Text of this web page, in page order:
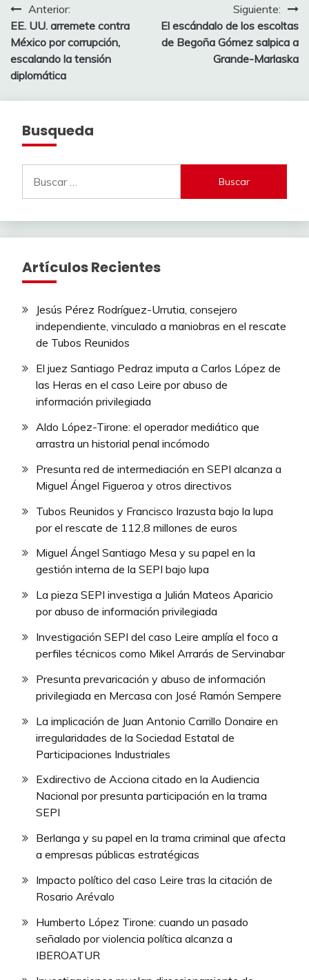
Navegación
de
entradas
Anterior:
EE. UU. arremete contra
México por corrupción,
escalando la tensión
diplomática
Siguiente:
El escándalo de los escoltas
de Begoña Gómez salpica a
Grande-Marlaska
Busqueda
Artículos Recientes
Jesús Pérez Rodríguez-Urrutia, consejero
independiente, vinculado a maniobras en el rescate
de Tubos Reunidos
El juez Santiago Pedraz imputa a Carlos López de
las Heras en el caso Leire por abuso de
información privilegiada
Aldo López-Tirone: el operador mediático que
arrastra un historial penal incómodo
Presunta red de intermediación en SEPI alcanza a
Miguel Ángel Figueroa y otros directivos
Tubos Reunidos y Francisco Irazusta bajo la lupa
por el rescate de 112,8 millones de euros
Miguel Ángel Santiago Mesa y su papel en la
gestión interna de la SEPI bajo lupa
La pieza SEPI investiga a Julián Mateos Aparicio
por abuso de información privilegiada
Investigación SEPI del caso Leire amplía el foco a
perfiles técnicos como Mikel Arrarás de Servinabar
Presunta prevaricación y abuso de información
privilegiada en Mercasa con José Ramón Sempere
La implicación de Juan Antonio Carrillo Donaire en
irregularidades de la Sociedad Estatal de
Participaciones Industriales
Exdirectivo de Acciona citado en la Audiencia
Nacional por presunta participación en la trama
SEPI
Berlanga y su papel en la trama criminal que afecta
a empresas públicas estratégicas
Impacto político del caso Leire tras la citación de
Rosario Arévalo
Humberto López Tirone: cuando un pasado
señalado por violencia política alcanza a
IBEROATUR